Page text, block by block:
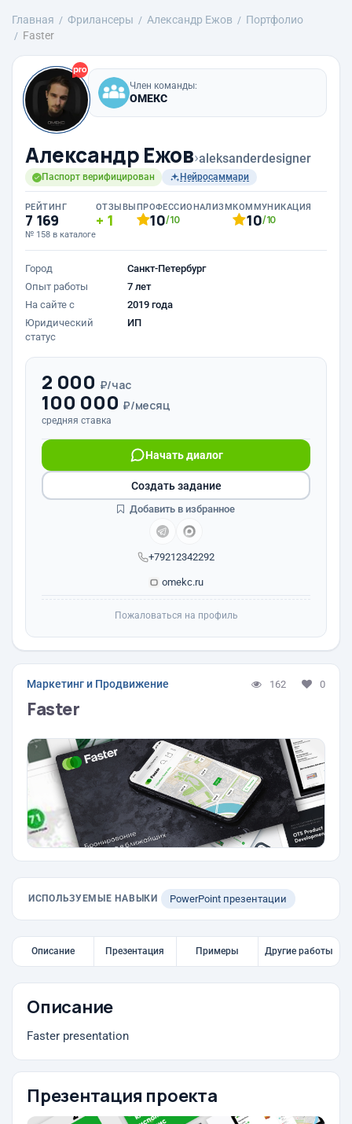
Главная Фрилансеры Александр Ежов
Портфолио
Faster
Член команды:
ОМЕКС
Александр Ежов›aleksanderdesigner
Паспорт верифицирован Нейросаммари
РЕЙТИНГ
7 169
№ 158 в каталоге
ОТЗЫВЫ
1
ПРОФЕССИОНАЛИЗМ
10/10
КОММУНИКАЦИЯ
10/10
Город
Санкт-Петербург
Опыт работы
7 лет
На сайте с
2019 года
Юридический
статус
ИП
2 000 ₽/час
100 000 ₽/месяц
средняя ставка
+79212342292
Начать диалог
omekc.ru
Создать задание
Добавить в избранное
Пожаловаться на профиль
Маркетинг и Продвижение 162 0
Faster
ИСПОЛЬЗУЕМЫЕ НАВЫКИ PowerPoint презентации
Описание Презентация Примеры Другие работы
Описание
Faster presentation
Презентация проекта